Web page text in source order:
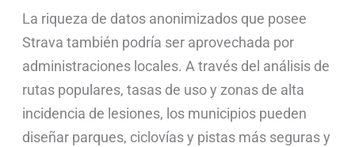
La riqueza de datos anonimizados que posee
Strava también podría ser aprovechada por
administraciones locales. A través del análisis de
rutas populares, tasas de uso y zonas de alta
incidencia de lesiones, los municipios pueden
diseñar parques, ciclovías y pistas más seguras y